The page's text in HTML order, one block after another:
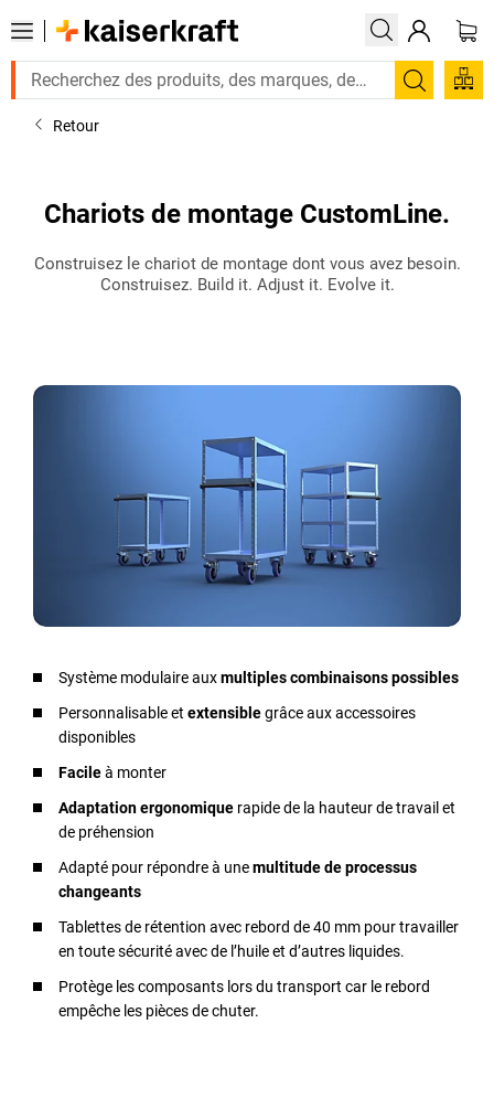
Retour
Chariots de montage CustomLine.
Construisez le chariot de montage dont vous avez besoin.
Construisez. Build it. Adjust it. Evolve it.
Système modulaire auxmultiples combinaisons possibles
Personnalisable et extensiblegrâce aux accessoires
disponibles
Facileà monter
Adaptation ergonomique rapide de la hauteur de travail et
de préhension
Adapté pour répondre à unemultitude de processus
changeants
Tablettes de rétention avec rebord de 40 mm pour travailler
en toute sécurité avec de l’huile et d’autres liquides.
Protège les composants lors du transport car le rebord
empêche les pièces de chuter.